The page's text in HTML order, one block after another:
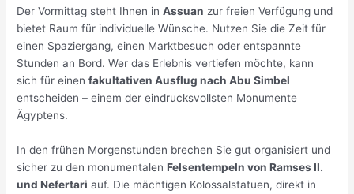
Der Vormittag steht Ihnen inAssuan zur freien Verfügung und
bietet Raum für individuelle Wünsche. Nutzen Sie die Zeit für
einen Spaziergang, einen Marktbesuch oder entspannte
Stunden an Bord. Wer das Erlebnis vertiefen möchte, kann
sich für einenfakultativen Ausflug nach Abu Simbel
entscheiden – einem der eindrucksvollsten Monumente
Ägyptens.
In den frühen Morgenstunden brechen Sie gut organisiert und
sicher zu den monumentalenFelsentempeln von Ramses II.
und Nefertari auf. Die mächtigen Kolossalstatuen, direkt in